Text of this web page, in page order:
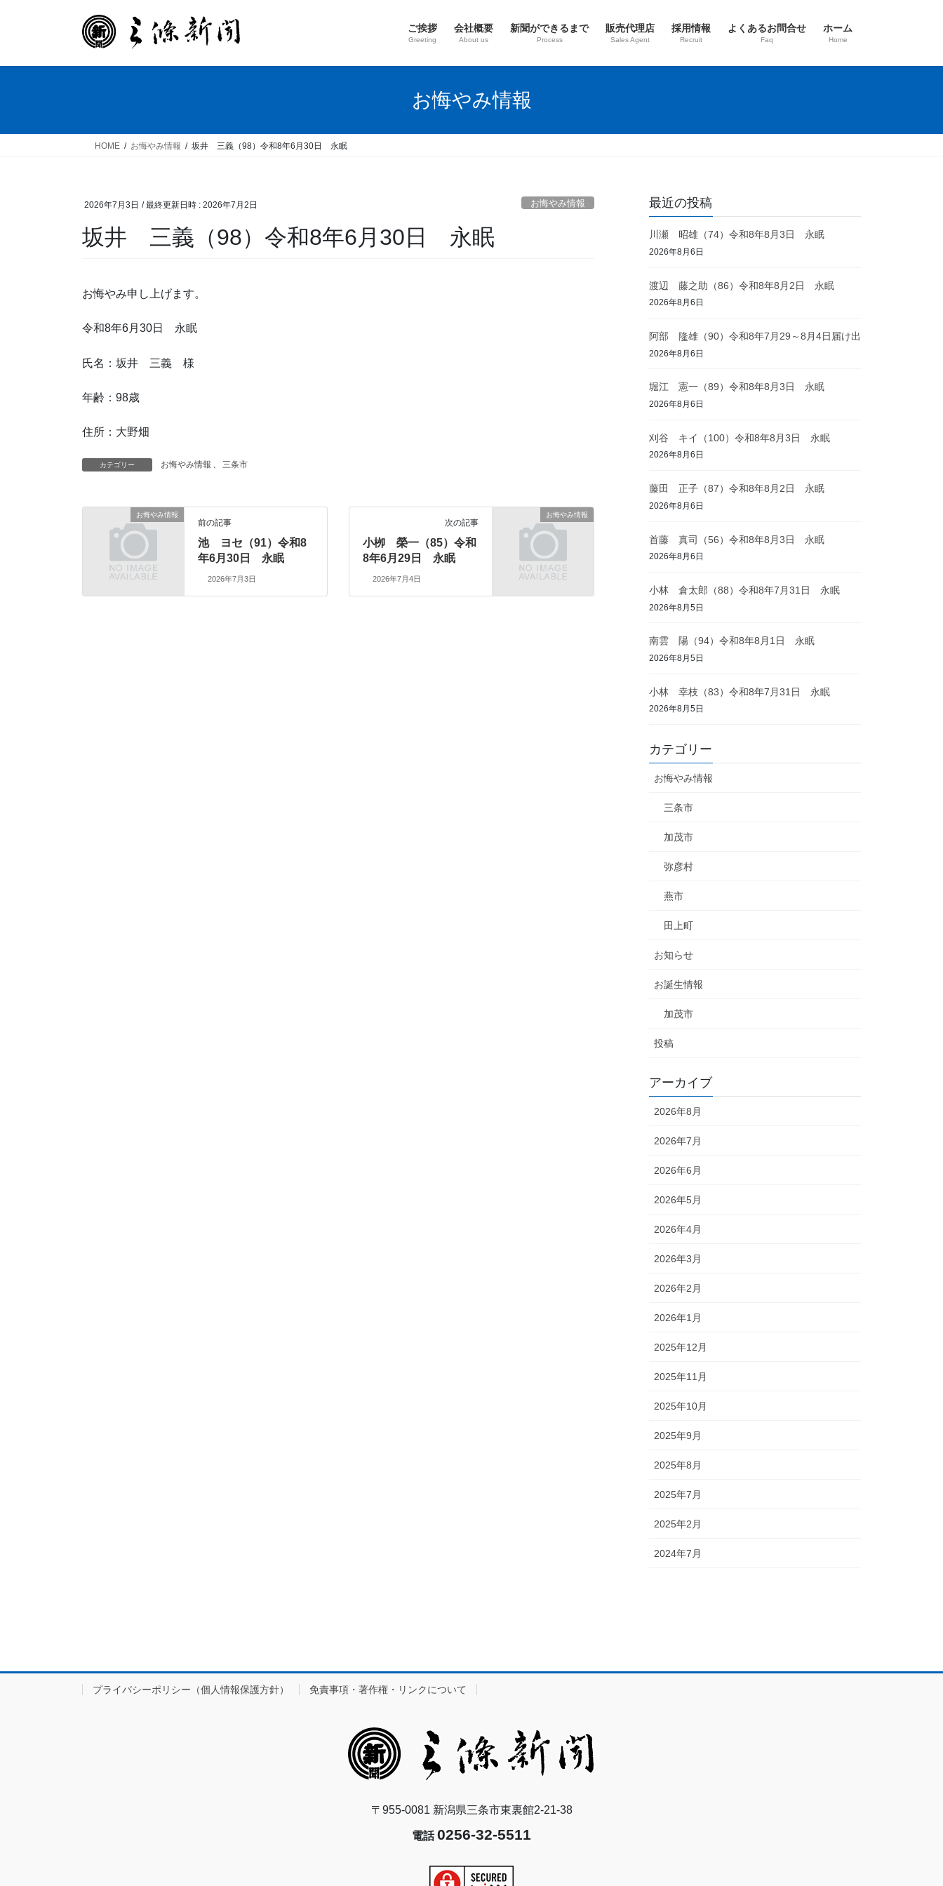
ご挨拶
Greeting
会社概要
About us
新聞ができるまで
Process
販売代理店
Sales Agent
採用情報
Recruit
よくあるお問合せ
Faq
ホーム
Home
お悔やみ情報
HOME お悔やみ情報 坂井 三義（98）令和8年6月30日 永眠
2026年7月3日 / 最終更新日時 : 2026年7月2日 お悔やみ情報
坂井 三義（98）令和8年6月30日 永眠
お悔やみ申し上げます。
令和8年6月30日 永眠
氏名：坂井 三義 様
年齢：98歳
住所：大野畑
カテゴリー お悔やみ情報 、 三条市
お悔やみ情報
前の記事
池 ヨセ（91）令和8
年6月30日 永眠
2026年7月3日
お悔やみ情報
次の記事
小栁 榮一（85）令和
8年6月29日 永眠
2026年7月4日
最近の投稿
川瀬 昭雄（74）令和8年8月3日 永眠
2026年8月6日
渡辺 藤之助（86）令和8年8月2日 永眠
2026年8月6日
阿部 隆雄（90）令和8年7月29～8月4日届け出
2026年8月6日
堀江 憲一（89）令和8年8月3日 永眠
2026年8月6日
刈谷 キイ（100）令和8年8月3日 永眠
2026年8月6日
藤田 正子（87）令和8年8月2日 永眠
2026年8月6日
首藤 真司（56）令和8年8月3日 永眠
2026年8月6日
小林 倉太郎（88）令和8年7月31日 永眠
2026年8月5日
南雲 陽（94）令和8年8月1日 永眠
2026年8月5日
小林 幸枝（83）令和8年7月31日 永眠
2026年8月5日
カテゴリー
お悔やみ情報
三条市
加茂市
弥彦村
燕市
田上町
お知らせ
お誕生情報
加茂市
投稿
アーカイブ
2026年8月
2026年7月
2026年6月
2026年5月
2026年4月
2026年3月
2026年2月
2026年1月
2025年12月
2025年11月
2025年10月
2025年9月
2025年8月
2025年7月
2025年2月
2024年7月
プライバシーポリシー（個人情報保護方針） 免責事項・著作権・リンクについて
〒955-0081 新潟県三条市東裏館2-21-38
電話0256-32-5511